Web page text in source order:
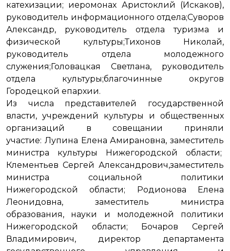
катехизации; иеромонах Аристоклий (Искаков),
руководитель информационного отдела;Суворов
Александр, руководитель отдела туризма и
физической культуры;Тихонов Николай,
руководитель отдела молодежного
служения;Головацкая Светлана, руководитель
отдела культуры;благочинные округов
Городецкой епархии.
Из числа представителей государственной
власти, учреждений культуры и общественных
организаций в совещании приняли
участие: Лупина Елена Амирановна, заместитель
министра культуры Нижегородской области;
Клементьев Сергей Александрович,заместитель
министра социальной политики
Нижегородской области; Родионова Елена
Леонидовна, заместитель министра
образования, науки и молодежной политики
Нижегородской области; Бочаров Сергей
Владимирович, директор департамента